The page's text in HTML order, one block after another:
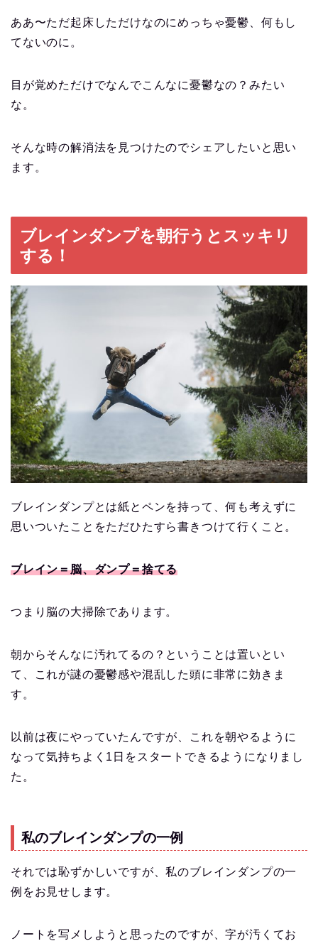
ああ〜ただ起床しただけなのにめっちゃ憂鬱、何もし
てないのに。
目が覚めただけでなんでこんなに憂鬱なの？みたい
な。
そんな時の解消法を見つけたのでシェアしたいと思い
ます。
ブレインダンプを朝行うとスッキリ
する！
ブレインダンプとは紙とペンを持って、何も考えずに
思いついたことをただひたすら書きつけて行くこと。
ブレイン＝脳、ダンプ＝捨てる
つまり脳の大掃除であります。
朝からそんなに汚れてるの？ということは置いとい
て、これが謎の憂鬱感や混乱した頭に非常に効きま
す。
以前は夜にやっていたんですが、これを朝やるように
なって気持ちよく1日をスタートできるようになりまし
た。
私のブレインダンプの一例
それでは恥ずかしいですが、私のブレインダンプの一
例をお見せします。
ノートを写メしようと思ったのですが、字が汚くてお